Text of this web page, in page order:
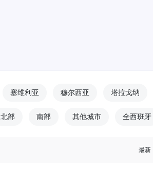
塞维利亚 穆尔西亚 塔拉戈纳
北部 南部 其他城市 全西班牙
最新